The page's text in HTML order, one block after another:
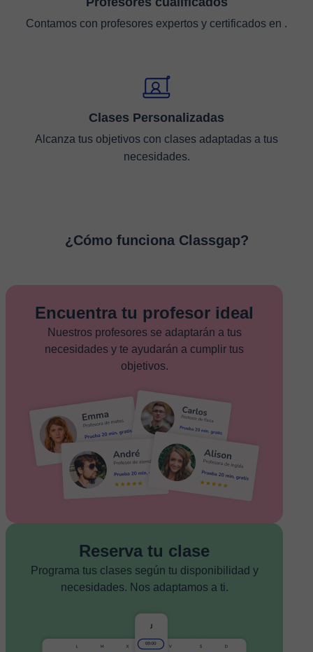
Contamos con profesores expertos y certificados en .
Clases Personalizadas
Alcanza tus objetivos con clases adaptadas a tus
necesidades.
¿Cómo funciona Classgap?
Encuentra tu profesor ideal
Nuestros profesores se adaptarán a tus
necesidades y te ayudarán a cumplir tus
objetivos.
Reserva tu clase
Programa tus clases según tu disponibilidad y
necesidades. Nos adaptamos a ti.